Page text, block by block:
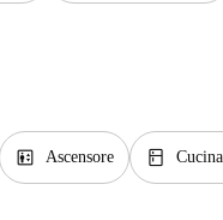
elevator Ascensore kitchen